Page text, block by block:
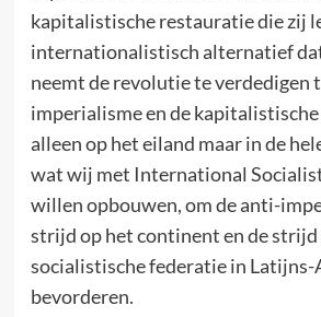
kapitalistische restauratie die zij
internationalistisch alternatief
neemt de revolutie te verdedigen
imperialisme en de
alleen op het eiland maar in de
wat wij met International
willen opbouwen, om de anti-
strijd op het continent en de strijd
socialistische federatie in Latijns-
bevorderen.